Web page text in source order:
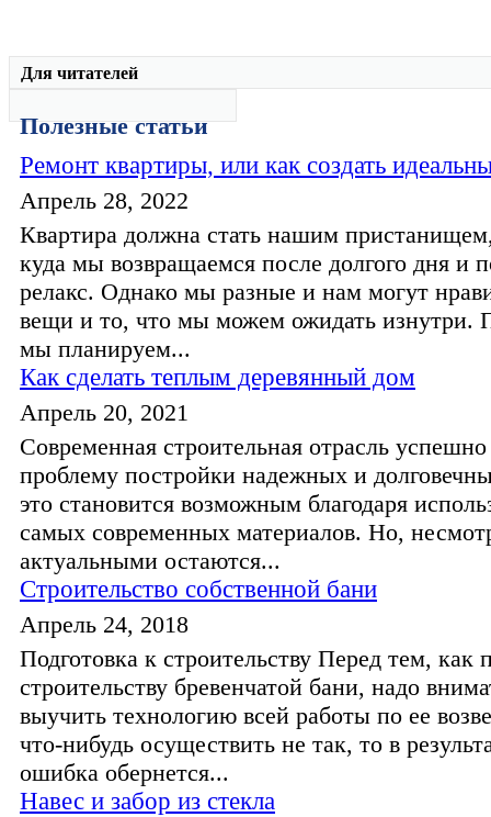
Для читателей
Полезные статьи
Ремонт квартиры, или как создать
Апрель 28, 2022
Квартира должна стать нашим
куда мы возвращаемся после долгого дня и
релакс. Однако мы разные и нам могут
вещи и то, что мы можем ожидать изнутри.
мы планируем...
Как сделать теплым деревянный дом
Апрель 20, 2021
Современная строительная отрасль
проблему постройки надежных и
это становится возможным благодаря
самых современных материалов. Но,
актуальными остаются...
Строительство собственной бани
Апрель 24, 2018
Подготовка к строительству Перед тем, как
строительству бревенчатой бани, надо
выучить технологию всей работы по ее
что-нибудь осуществить не так, то в
ошибка обернется...
Навес и забор из стекла